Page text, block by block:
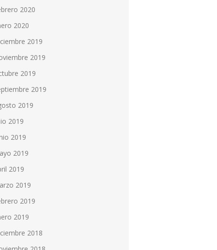
2020
2020
2019
2019
2019
2019
2019
2019
2019
2019
2019
2019
2019
2019
2018